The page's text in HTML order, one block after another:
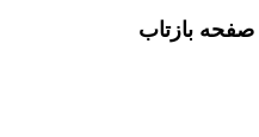
صفحه بازتاب